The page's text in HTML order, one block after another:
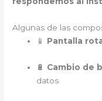
Algunas de las
📱 Pantalla
🔋 Cambio de
datos